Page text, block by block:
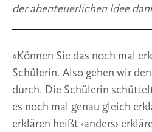
der abenteuerlichen Idee
«Können Sie das noch mal
Schülerin. Also gehen wir
durch. Die Schülerin
es noch mal genau gleich
erklären heißt ‹anders›